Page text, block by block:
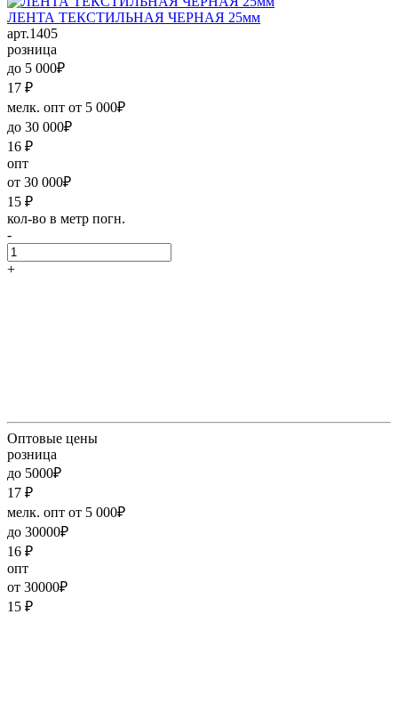
ЛЕНТА ТЕКСТИЛЬНАЯ ЧЕРНАЯ 25мм
арт.1405
розница
до 5 000₽
17 ₽
мелк. опт от 5 000₽
до 30 000₽
16 ₽
опт
от 30 000₽
15 ₽
кол-во в метр погн.
-
+
Оптовые цены
розница
до 5000₽
17 ₽
мелк. опт от 5 000₽
до 30000₽
16 ₽
опт
от 30000₽
15 ₽